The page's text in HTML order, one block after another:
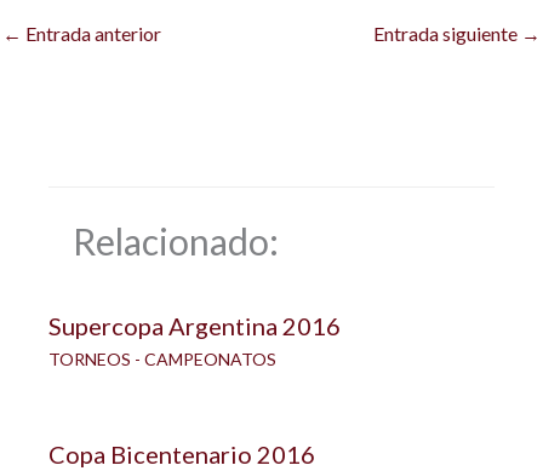
← Entrada anterior Entrada siguiente →
Relacionado:
Supercopa Argentina 2016
TORNEOS - CAMPEONATOS
Copa Bicentenario 2016